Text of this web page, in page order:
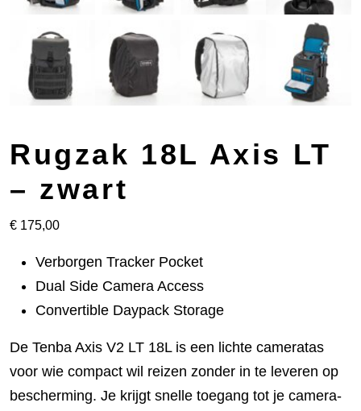
Rugzak 18L Axis LT
– zwart
€ 175,00
Verborgen Tracker Pocket
Dual Side Camera Access
Convertible Daypack Storage
De Tenba Axis V2 LT 18L is een lichte cameratas
voor wie compact wil reizen zonder in te leveren op
bescherming. Je krijgt snelle toegang tot je camera-